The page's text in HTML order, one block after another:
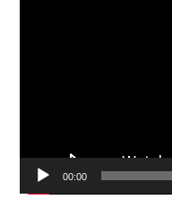
00:00